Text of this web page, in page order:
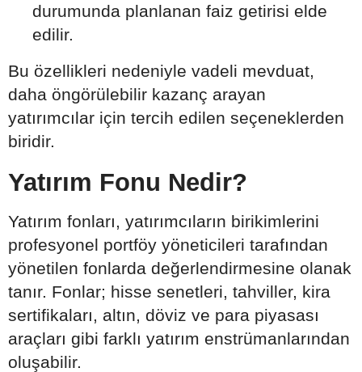
durumunda planlanan faiz getirisi elde
edilir.
Bu özellikleri nedeniyle vadeli mevduat,
daha öngörülebilir kazanç arayan
yatırımcılar için tercih edilen seçeneklerden
biridir.
Yatırım Fonu Nedir?
Yatırım fonları, yatırımcıların birikimlerini
profesyonel portföy yöneticileri tarafından
yönetilen fonlarda değerlendirmesine olanak
tanır. Fonlar; hisse senetleri, tahviller, kira
sertifikaları, altın, döviz ve para piyasası
araçları gibi farklı yatırım enstrümanlarından
oluşabilir.